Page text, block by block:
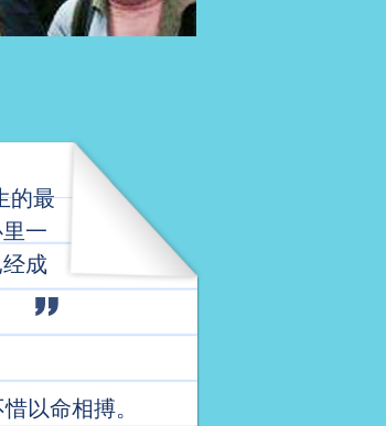
霸”
人
的最
一
成
以命相搏。